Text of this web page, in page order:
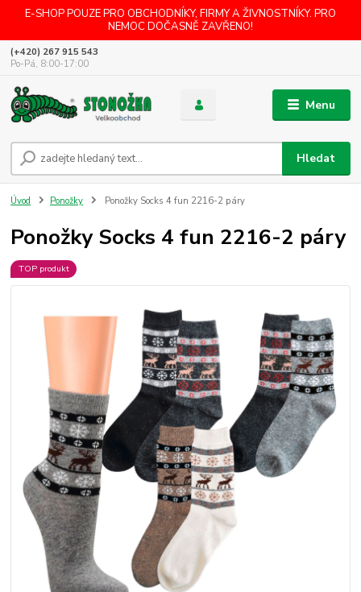
E-SHOP POUZE PRO OBCHODNÍKY, FIRMY A ŽIVNOSTNÍKY. PRO
NEMOC DOČASNĚ ZAVŘENO!
Menu
Hledat
(+420) 267 915 543
Po-Pá, 8:00-17:00
Úvod Ponožky Ponožky Socks 4 fun 2216-2 páry
Ponožky Socks 4 fun 2216-2 páry
TOP produkt